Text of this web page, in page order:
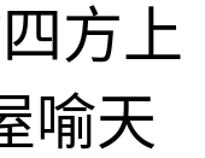
方上
喻天